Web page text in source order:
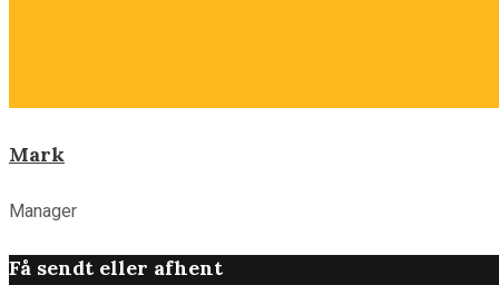
Mark
Manager
Få sendt eller afhent